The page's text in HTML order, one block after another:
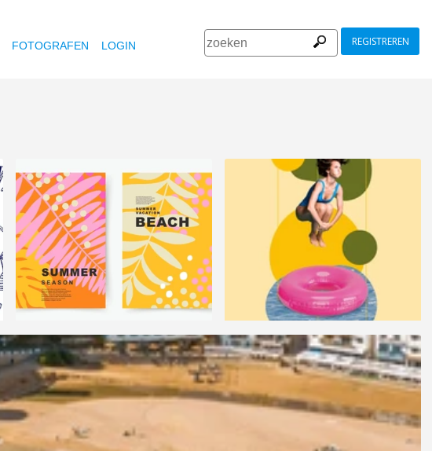
FOTOGRAFEN LOGIN REGISTREREN